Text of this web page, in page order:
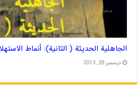
الجاهلية الحديثة ( الثانية): أنماط
ديسمبر 28, 2013